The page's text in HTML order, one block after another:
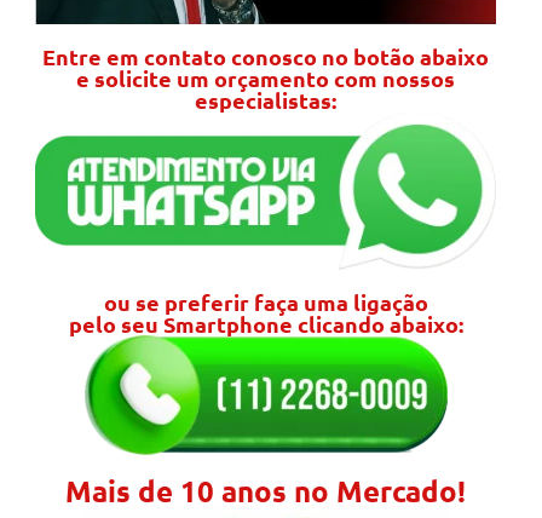
Entre em contato conosco no botão abaixo
e solicite um orçamento com nossos
especialistas:
ou se preferir faça uma ligação
pelo seu Smartphone clicando abaixo:
Mais de 10 anos no Mercado!